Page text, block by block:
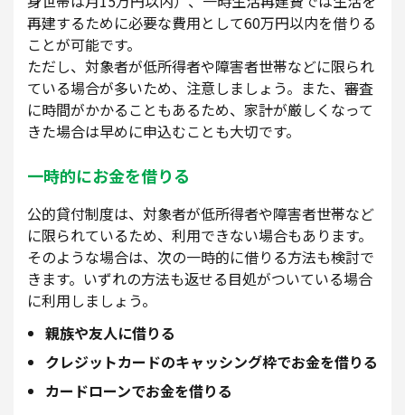
再建するために必要な費用として60万円以内を借りる
ことが可能です。
ただし、対象者が低所得者や障害者世帯などに限られ
ている場合が多いため、注意しましょう。また、審査
に時間がかかることもあるため、家計が厳しくなって
きた場合は早めに申込むことも大切です。
一時的にお金を借りる
公的貸付制度は、対象者が低所得者や障害者世帯など
に限られているため、利用できない場合もあります。
そのような場合は、次の一時的に借りる方法も検討で
きます。いずれの方法も返せる目処がついている場合
に利用しましょう。
親族や友人に借りる
クレジットカードのキャッシング枠でお金を借りる
カードローンでお金を借りる